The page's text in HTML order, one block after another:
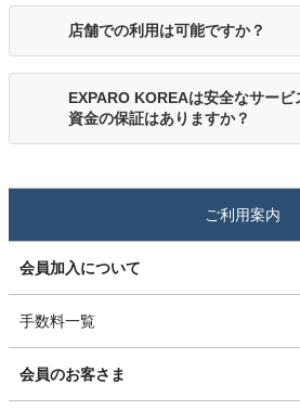
店舗での利用は可能ですか？
EXPARO KOREAは安全なサー
資金の保証はありますか？
ご利用案内
会員加入について
手数料一覧
会員のお客さま